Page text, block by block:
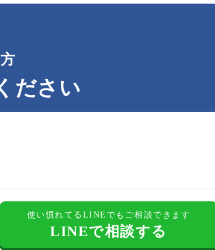
ださい
使い慣れてるLINEでもご相談できます
LINEで相談する